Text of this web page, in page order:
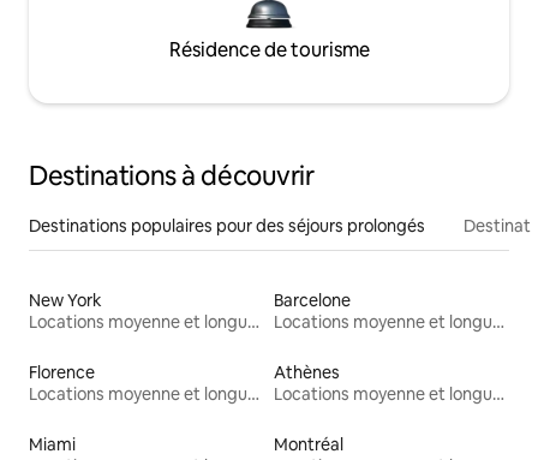
Résidence de tourisme
Destinations à découvrir
Destinations populaires pour des séjours prolongés
New York
Locations moyenne et longue durée
Barcelone
Locations moyenne et longue durée
Florence
Locations moyenne et longue durée
Athènes
Locations moyenne et longue durée
Miami
Montréal